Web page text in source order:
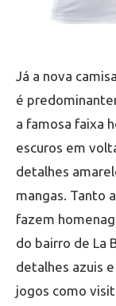
Já a nova
é
a famosa faixa
escuros em
detalhes
mangas. Tanto
fazem
do bairro de La
detalhes azuis
jogos como